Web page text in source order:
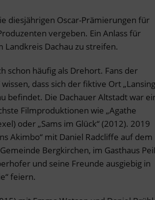
diesjährigen Oscar-Prämierungen für
vergeben. Ein Anlass für
Landkreis Dachau zu streifen.
schon häufig als Drehort. Fans der
dass sich der fiktive Ort
befindet. Die Dachauer Altstadt war
Filmproduktionen wie „Agathe
oder „Sams im Glück“ (2012). 2019
Akimbo“ mit Daniel Radcliffe auf dem
Bergkirchen, im Gasthaus
und seine Freunde ausgiebig in
feiern.